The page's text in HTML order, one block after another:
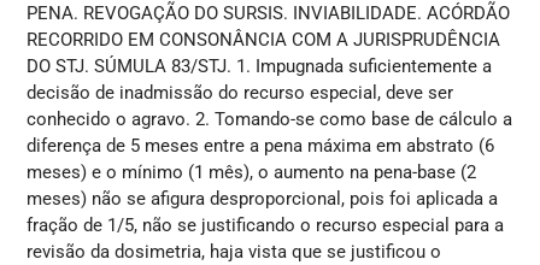
PENA. REVOGAÇÃO DO SURSIS. INVIABILIDADE. ACÓRDÃO
RECORRIDO EM CONSONÂNCIA COM A JURISPRUDÊNCIA
DO STJ. SÚMULA 83/STJ. 1. Impugnada suficientemente a
decisão de inadmissão do recurso especial, deve ser
conhecido o agravo. 2. Tomando-se como base de cálculo a
diferença de 5 meses entre a pena máxima em abstrato (6
meses) e o mínimo (1 mês), o aumento na pena-base (2
meses) não se afigura desproporcional, pois foi aplicada a
fração de 1/5, não se justificando o recurso especial para a
revisão da dosimetria, haja vista que se justificou o